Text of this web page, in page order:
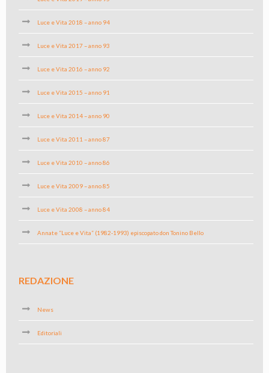
Luce e Vita 2018 – anno 94
Luce e Vita 2017 – anno 93
Luce e Vita 2016 – anno 92
Luce e Vita 2015 – anno 91
Luce e Vita 2014 – anno 90
Luce e Vita 2011 – anno 87
Luce e Vita 2010 – anno 86
Luce e Vita 2009 – anno 85
Luce e Vita 2008 – anno 84
Annate “Luce e Vita” (1982-1993) episcopato don Tonino Bello
REDAZIONE
News
Editoriali